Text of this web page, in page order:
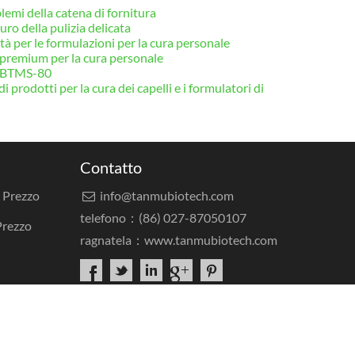
della catena di fornitura
della pulizia delicata
per le formulazioni per la cura personale
per la cura personale
80
prodotti per la cura dei capelli e i formulatori di
Contatto
 info@tanmubiotech.com
telefono：(86) 027-87050107
ragnatela： www.tanmubiotech.com